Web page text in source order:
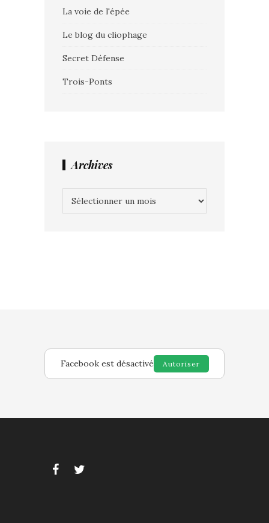
La voie de l'épée
Le blog du cliophage
Secret Défense
Trois-Ponts
Archives
Facebook est désactivé Autoriser